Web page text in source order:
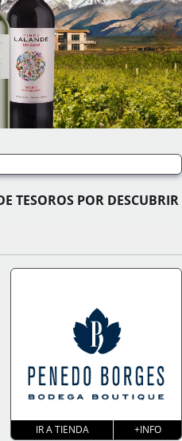
TESOROS POR DESCUBRIR
IR A TIENDA +INFO